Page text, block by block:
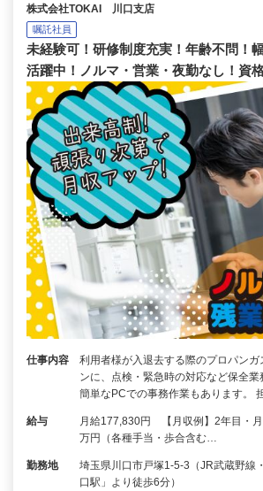
株式会社TOKAI 川口支店
嘱託社員
未経験可！研修制度充実！年齢不問！
活躍中！ノルマ・営業・夜勤なし！資
仕事内容
利用者様が入退去する際のプロパンガ
ンに、点検・緊急時の対応など保全業
簡単なPCでの事務作業もあります。
給与
月給177,830円 【月収例】2年目・
万円（各種手当・歩合含む…
勤務地
埼玉県川口市戸塚1-5-3（JR武蔵野線
口駅」より徒歩6分）